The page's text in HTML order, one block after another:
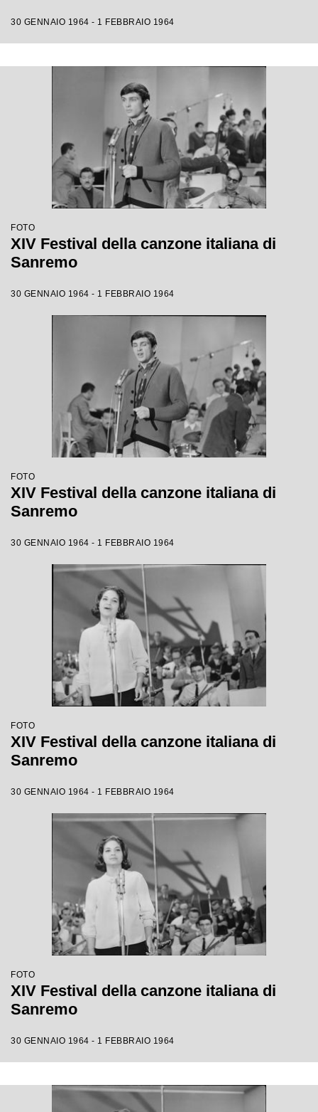
30 GENNAIO 1964 - 1 FEBBRAIO 1964
FOTO
XIV Festival della canzone italiana di
Sanremo
30 GENNAIO 1964 - 1 FEBBRAIO 1964
FOTO
XIV Festival della canzone italiana di
Sanremo
30 GENNAIO 1964 - 1 FEBBRAIO 1964
FOTO
XIV Festival della canzone italiana di
Sanremo
30 GENNAIO 1964 - 1 FEBBRAIO 1964
FOTO
XIV Festival della canzone italiana di
Sanremo
30 GENNAIO 1964 - 1 FEBBRAIO 1964